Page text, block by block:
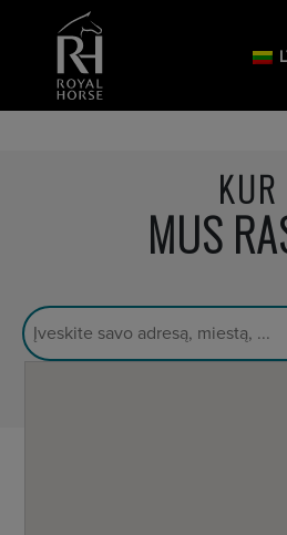
KUR
MUS